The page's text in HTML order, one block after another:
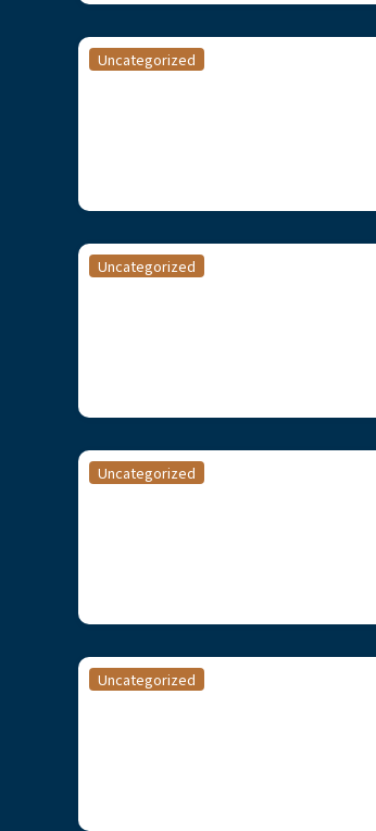
Uncategorized
Uncategorized
Uncategorized
Uncategorized